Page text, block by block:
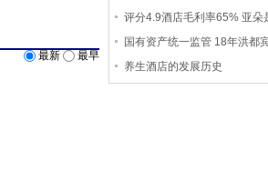
最新 最早
评分4.9酒店毛利率65% 亚朵
国有资产统一监管 18年洪都
养生酒店的发展历史